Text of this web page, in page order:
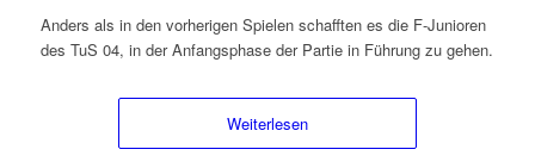
Anders als in den vorherigen Spielen schafften es die F-Junioren
des TuS 04, in der Anfangsphase der Partie in Führung zu gehen.
Weiterlesen